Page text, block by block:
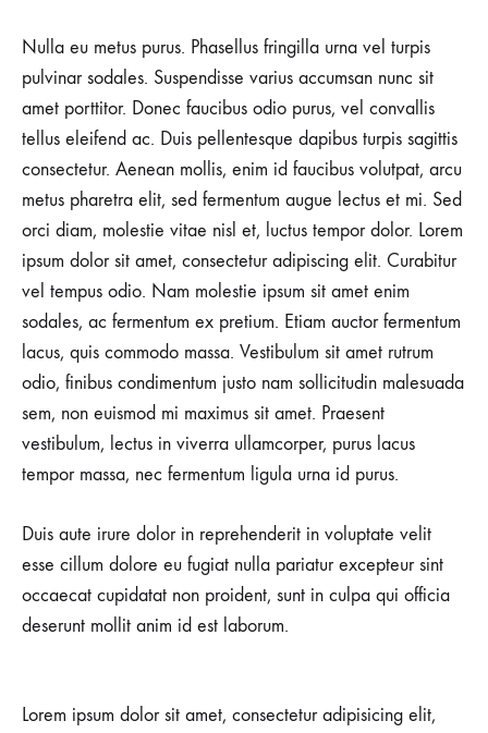
TO
CONTERT
Nulla eu metus purus. Phasellus fringilla urna vel turpis
pulvinar sodales. Suspendisse varius accumsan nunc sit
amet porttitor. Donec faucibus odio purus, vel convallis
tellus eleifend ac. Duis pellentesque dapibus turpis sagittis
consectetur. Aenean mollis, enim id faucibus volutpat, arcu
metus pharetra elit, sed fermentum augue lectus et mi. Sed
orci diam, molestie vitae nisl et, luctus tempor dolor. Lorem
ipsum dolor sit amet, consectetur adipiscing elit. Curabitur
vel tempus odio. Nam molestie ipsum sit amet enim
sodales, ac fermentum ex pretium. Etiam auctor fermentum
lacus, quis commodo massa. Vestibulum sit amet rutrum
odio, finibus condimentum justo nam sollicitudin malesuada
sem, non euismod mi maximus sit amet. Praesent
vestibulum, lectus in viverra ullamcorper, purus lacus
tempor massa, nec fermentum ligula urna id purus.
Duis aute irure dolor in reprehenderit in voluptate velit
esse cillum dolore eu fugiat nulla pariatur excepteur sint
occaecat cupidatat non proident, sunt in culpa qui officia
deserunt mollit anim id est laborum.
Lorem ipsum dolor sit amet, consectetur adipisicing elit,